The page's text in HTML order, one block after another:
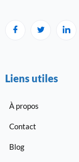
Liens utiles
À propos
Contact
Blog